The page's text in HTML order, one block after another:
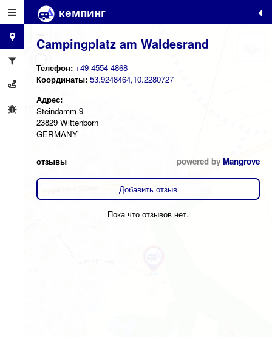
кемпинг
Campingplatz am Waldesrand
Телефон: +49 4554 4868
Координаты: 53.9248464,10.2280727
Адрес:
Steindamm 9
23829 Wittenborn
GERMANY
отзывы powered by Mangrove
Добавить отзыв
Пока что отзывов нет.
+